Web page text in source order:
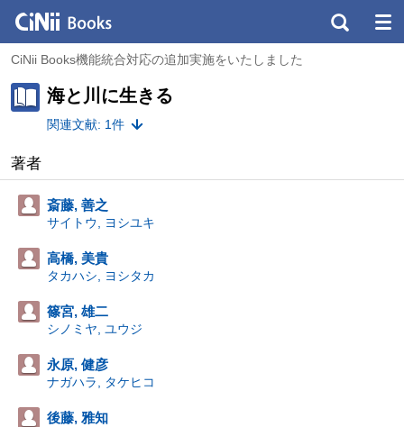
CiNii Books機能統合対応の追加実施をいたしました
海と川に生きる
関連文献: 1件
著者
斎藤, 善之
サイトウ, ヨシユキ
高橋, 美貴
タカハシ, ヨシタカ
篠宮, 雄二
シノミヤ, ユウジ
永原, 健彦
ナガハラ, タケヒコ
後藤, 雅知